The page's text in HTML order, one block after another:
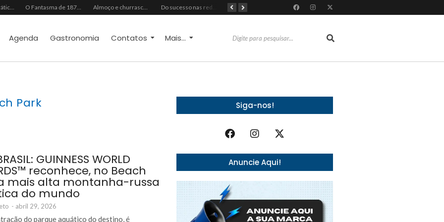
Do vaidoso ao prático: veja lista com ideias de presentes Avon para cada perfil de pai O Fantasma de 1877 e o Alerta de 2027: O Reciprocidalismo Como Escudo Contra o Novo El NiñoPh.D. Nizomar Falcão Almoço e churrasco de Dia dos Pais impulsionam vendas no varejo alimentar Do sucesso nas redes sociais à revelação no cenário musical, Beniicio Abraão lança “Me Perdeu”
Agenda Gastronomia Contatos Mais...
Park
GUINNESS WORLD
reconhece, no Beach
mais alta montanha-russa
do mundo
- abril 29, 2026
atração do parque aquático do destino, é
Siga-nos!
Anuncie Aqui!